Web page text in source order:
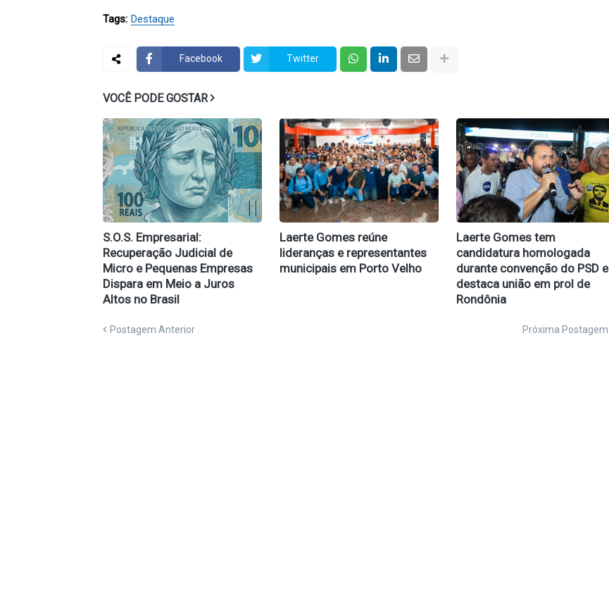
Tags: Destaque
Facebook Twitter
VOCÊ PODE GOSTAR
S.O.S. Empresarial:
Recuperação Judicial de
Micro e Pequenas Empresas
Dispara em Meio a Juros
Altos no Brasil
Laerte Gomes reúne
lideranças e representantes
municipais em Porto Velho
Laerte Gomes tem
candidatura homologada
durante convenção do PSD e
destaca união em prol de
Rondônia
Postagem Anterior Próxima Postagem